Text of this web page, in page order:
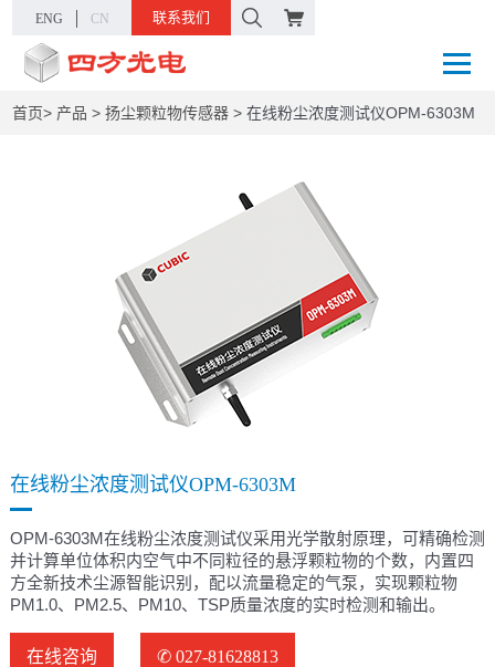
ENG CN 联系我们
首页> 产品 >扬尘颗粒物传感器 >在线粉尘浓度测试仪OPM-6303M
在线粉尘浓度测试仪OPM-6303M
OPM-6303M在线粉尘浓度测试仪采用光学散射原理，可精确检测
并计算单位体积内空气中不同粒径的悬浮颗粒物的个数，内置四
方全新技术尘源智能识别，配以流量稳定的气泵，实现颗粒物
PM1.0、PM2.5、PM10、TSP质量浓度的实时检测和输出。
在线咨询 ✆ 027-81628813